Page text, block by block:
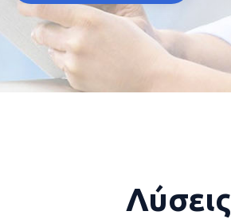
Λύσεις